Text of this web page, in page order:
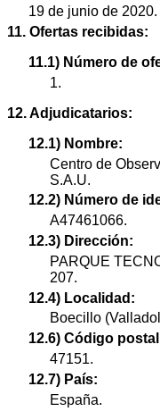
19 de junio de 2020.
11. Ofertas recibidas:
11.1) Número de
1.
12. Adjudicatarios:
12.1) Nombre:
Centro de
S.A.U.
12.2) Número de
A47461066.
12.3) Dirección:
PARQUE
207.
12.4) Localidad:
Boecillo
12.6) Código
47151.
12.7) País:
España.